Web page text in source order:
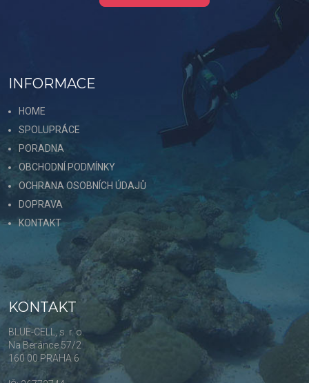
INFORMACE
HOME
SPOLUPRÁCE
PORADNA
OBCHODNÍ PODMÍNKY
OCHRANA OSOBNÍCH ÚDAJŮ
DOPRAVA
KONTAKT
KONTAKT
BLUE-CELL, s. r. o.
Na Beránce 57/2
160 00 PRAHA 6